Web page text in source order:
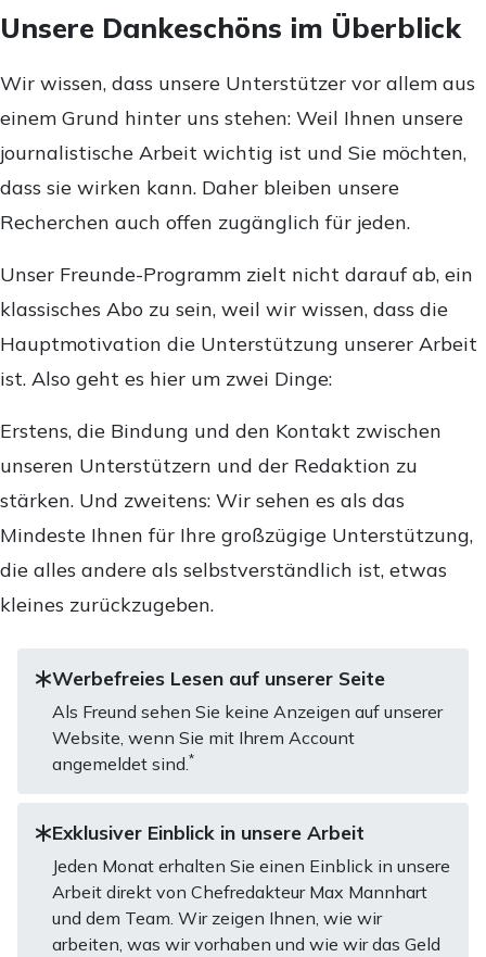
Unsere Dankeschöns im Überblick
Wir wissen, dass unsere Unterstützer vor allem aus
einem Grund hinter uns stehen: Weil Ihnen unsere
journalistische Arbeit wichtig ist und Sie möchten,
dass sie wirken kann. Daher bleiben unsere
Recherchen auch offen zugänglich für jeden.
Unser Freunde-Programm zielt nicht darauf ab, ein
klassisches Abo zu sein, weil wir wissen, dass die
Hauptmotivation die Unterstützung unserer Arbeit
ist. Also geht es hier um zwei Dinge:
Erstens, die Bindung und den Kontakt zwischen
unseren Unterstützern und der Redaktion zu
stärken. Und zweitens: Wir sehen es als das
Mindeste Ihnen für Ihre großzügige Unterstützung,
die alles andere als selbstverständlich ist, etwas
kleines zurückzugeben.
Werbefreies Lesen auf unserer Seite
Als Freund sehen Sie keine Anzeigen auf unserer
Website, wenn Sie mit Ihrem Account
angemeldet sind.*
Exklusiver Einblick in unsere Arbeit
Jeden Monat erhalten Sie einen Einblick in unsere
Arbeit direkt von Chefredakteur Max Mannhart
und dem Team. Wir zeigen Ihnen, wie wir
arbeiten, was wir vorhaben und wie wir das Geld